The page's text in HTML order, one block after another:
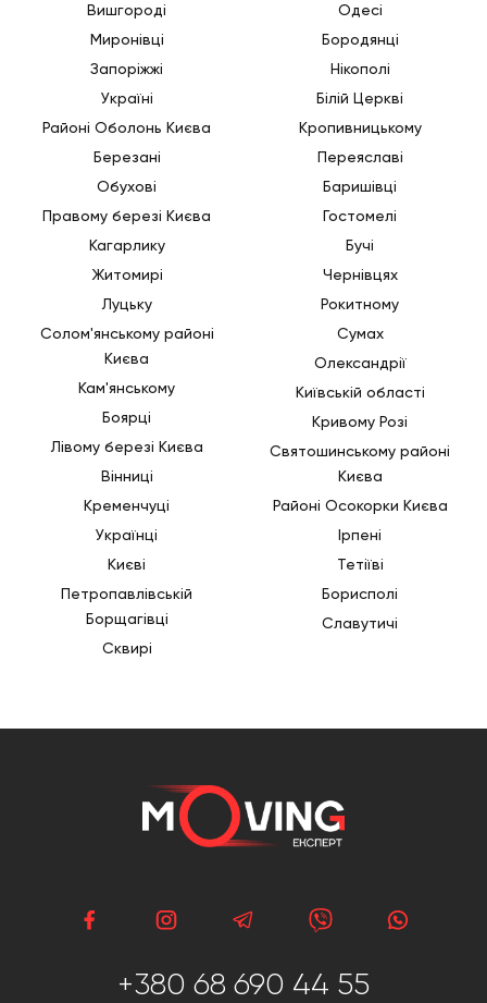
Вишгороді
Миронівці
Запоріжжі
Україні
Районі Оболонь Києва
Березані
Обухові
Правому березі Києва
Кагарлику
Житомирі
Луцьку
Солом'янському районі
Києва
Кам'янському
Боярці
Лівому березі Києва
Вінниці
Кременчуці
Українці
Києві
Петропавлівській
Борщагівці
Сквирі
Одесі
Бородянці
Нікополі
Білій Церкві
Кропивницькому
Переяславі
Баришівці
Гостомелі
Бучі
Чернівцях
Рокитному
Сумах
Олександрії
Київській області
Кривому Розі
Святошинському районі
Києва
Районі Осокорки Києва
Ірпені
Тетіїві
Борисполі
Славутичі
+380 68 690 44 55